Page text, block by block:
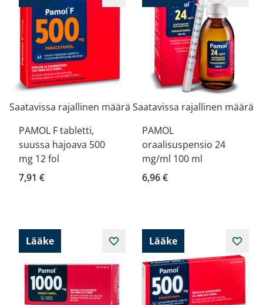
Saatavissa rajallinen määrä
PAMOL F tabletti,
suussa hajoava 500
mg 12 fol
7,91 €
Saatavissa rajallinen määrä
PAMOL
oraalisuspensio 24
mg/ml 100 ml
6,96 €
Lääke Lääke